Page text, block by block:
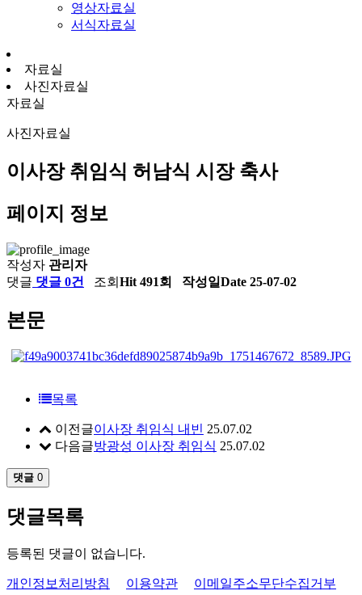
영상자료실
서식자료실
자료실
사진자료실
자료실
사진자료실
이사장 취임식 허남식 시장 축사
페이지 정보
작성자 관리자
댓글 댓글 0건 조회 Hit 491회 작성일Date 25-07-02
본문
목록
이전글이사장 취임식 내빈 25.07.02
다음글방광성 이사장 취임식 25.07.02
댓글 0
댓글목록
등록된 댓글이 없습니다.
개인정보처리방침 이용약관
이메일주소무단수집거부